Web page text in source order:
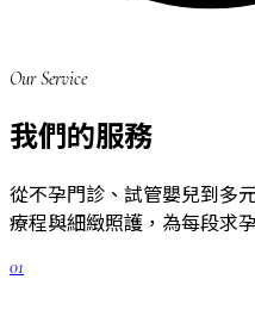
Our Service
我們的服務
從不孕門診、試管嬰兒到多
療程與細緻照護，為每段求
01